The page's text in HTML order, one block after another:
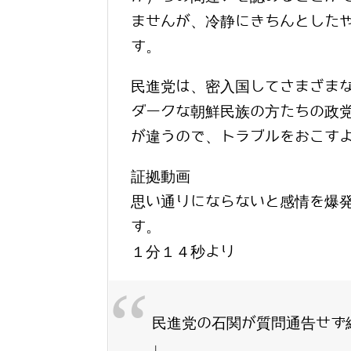
ませんが、冷静にきちんとした
す。
民進党は、密入国してさまざま
ダークな朝鮮民族の方たちの政
が違うので、トラブルをおこす
証拠動画
思い通りにならないと感情を爆
す。
１分１４秒より
民進党の石関が質問通告せ